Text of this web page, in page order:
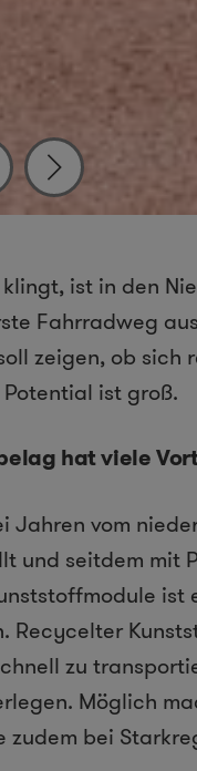
ist in den
Fahrradweg
zeigen, ob sich
ist groß.
hat viele
Jahren vom
und seitdem mit
ist
Recycelter
zu
Möglich
bei